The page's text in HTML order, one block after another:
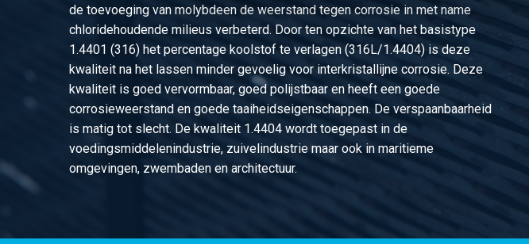
de toevoeging van molybdeen de weerstand tegen corrosie in met name
chloridehoudende milieus verbeterd. Door ten opzichte van het basistype
1.4401 (316) het percentage koolstof te verlagen (316L/1.4404) is deze
kwaliteit na het lassen minder gevoelig voor interkristallijne corrosie. Deze
kwaliteit is goed vervormbaar, goed polijstbaar en heeft een goede
corrosieweerstand en goede taaiheidseigenschappen. De verspaanbaarheid
is matig tot slecht. De kwaliteit 1.4404 wordt toegepast in de
voedingsmiddelenindustrie, zuivelindustrie maar ook in maritieme
omgevingen, zwembaden en architectuur.